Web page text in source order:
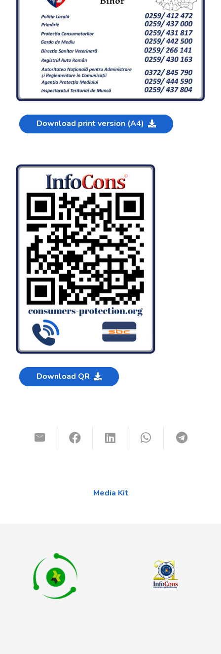
Download print version (A4)
Download QR
Media Kit